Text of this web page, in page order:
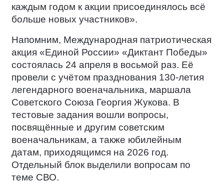
каждым годом к акции присоединялось всё
больше новых участников».
Напомним, Международная патриотическая
акция «Единой России» «Диктант Победы»
состоялась 24 апреля в восьмой раз. Её
провели с учётом празднования 130-летия
легендарного военачальника, маршала
Советского Союза Георгия Жукова. В
тестовые задания вошли вопросы,
посвящённые и другим советским
военачальникам, а также юбилейным
датам, приходящимся на 2026 год.
Отдельный блок выделили вопросам по
теме СВО.